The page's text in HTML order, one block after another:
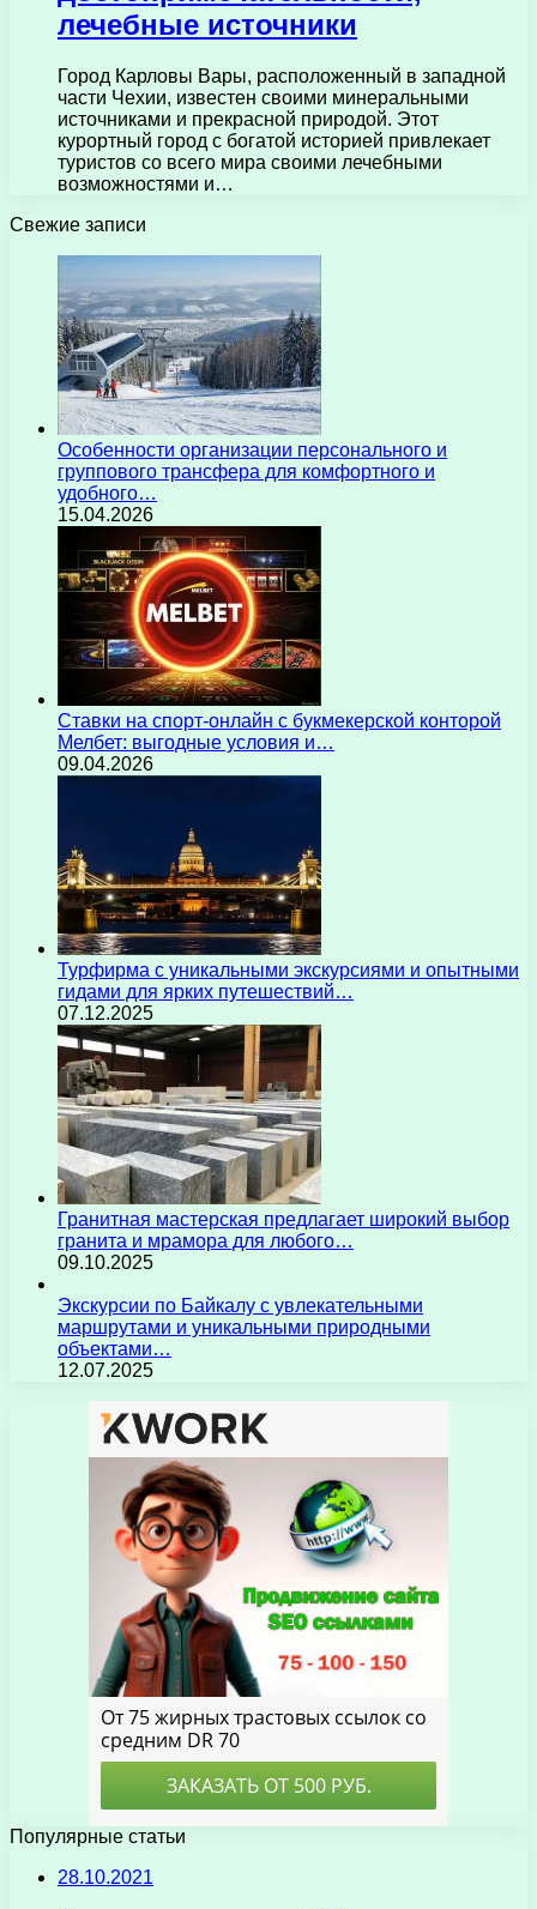
лечебные источники
Город Карловы Вары, расположенный в западной
части Чехии, известен своими минеральными
источниками и прекрасной природой. Этот
курортный город с богатой историей привлекает
туристов со всего мира своими лечебными
возможностями и…
Свежие записи
Особенности организации персонального и
группового трансфера для комфортного и
удобного…
15.04.2026
Ставки на спорт-онлайн с букмекерской конторой
Мелбет: выгодные условия и…
09.04.2026
Турфирма с уникальными экскурсиями и опытными
гидами для ярких путешествий…
07.12.2025
Гранитная мастерская предлагает широкий выбор
гранита и мрамора для любого…
09.10.2025
Экскурсии по Байкалу с увлекательными
маршрутами и уникальными природными
объектами…
12.07.2025
Популярные статьи
28.10.2021